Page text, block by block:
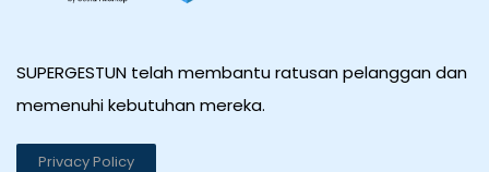
SUPERGESTUN telah membantu ratusan pelanggan dan
memenuhi kebutuhan mereka.
Privacy Policy